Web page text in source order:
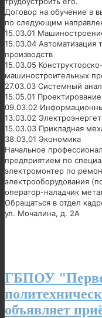
Договор на обучение в
по следующим
15.03.01
15.03.04 Автоматизация
производств
15.03.05
машиностроительных
27.03.03 Системный
15.05.01
09.03.02
13.03.02
15.03.03 Прикладная
38.03.01 Экономика
Начальное
предприятием по
электромонтер по
электрооборудования
оператор-наладчик
Обращаться в отдел
ул. Мочалина, д. 2А
ГБПОУ
объявляет